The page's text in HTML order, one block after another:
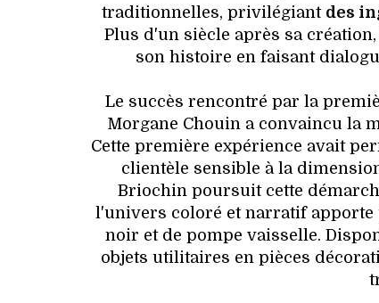
traditionnelles, privilégiant des
Plus d'un siècle après sa
son histoire en faisant
Le succès rencontré par la
Morgane Chouin a convaincu la
Cette première expérience avait
clientèle sensible à la
Briochin poursuit cette
l'univers coloré et narratif apporte
noir et de pompe vaisselle.
objets utilitaires en pièces